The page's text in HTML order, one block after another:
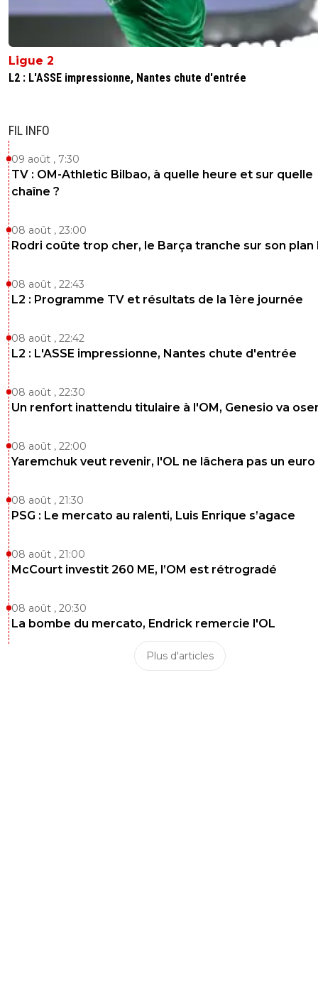
Ligue 2
L2 : L'ASSE impressionne, Nantes chute d'entrée
FIL INFO
09 août , 7:30
TV : OM-Athletic Bilbao, à quelle heure et sur quelle
chaîne ?
08 août , 23:00
Rodri coûte trop cher, le Barça tranche sur son plan
08 août , 22:43
L2 : Programme TV et résultats de la 1ère journée
08 août , 22:42
L2 : L'ASSE impressionne, Nantes chute d'entrée
08 août , 22:30
Un renfort inattendu titulaire à l'OM, Genesio va
08 août , 22:00
Yaremchuk veut revenir, l'OL ne lâchera pas un euro
08 août , 21:30
PSG : Le mercato au ralenti, Luis Enrique s’agace
08 août , 21:00
McCourt investit 260 ME, l’OM est rétrogradé
08 août , 20:30
La bombe du mercato, Endrick remercie l'OL
Plus d'articles